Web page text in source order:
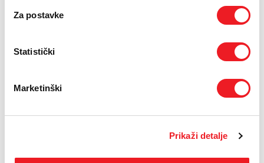
Za postavke
Statistički
Marketinški
Prikaži detalje
IZDVAJAMO IZ PONUDE